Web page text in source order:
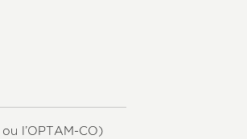
l’OPTAM-CO)